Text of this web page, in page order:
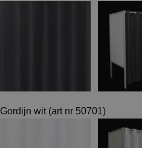
Gordijn wit (art nr 50701)